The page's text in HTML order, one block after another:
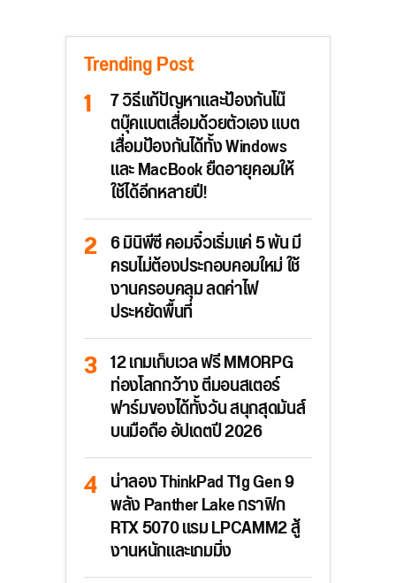
Trending Post
7 วิธีแก้ปัญหาและป้องกันโน๊
ตบุ๊คแบตเสื่อมด้วยตัวเอง แบต
เสื่อมป้องกันได้ทั้ง Windows
และ MacBook ยืดอายุคอมให้
ใช้ได้อีกหลายปี!
6 มินิพีซี คอมจิ๋วเริ่มแค่ 5 พัน มี
ครบไม่ต้องประกอบคอมใหม่ ใช้
งานครอบคลุม ลดค่าไฟ
ประหยัดพื้นที่
12 เกมเก็บเวล ฟรี MMORPG
ท่องโลกกว้าง ตีมอนสเตอร์
ฟาร์มของได้ทั้งวัน สนุกสุดมันส์
บนมือถือ อัปเดตปี 2026
น่าลอง ThinkPad T1g Gen 9
พลัง Panther Lake กราฟิก
RTX 5070 แรม LPCAMM2 สู้
งานหนักและเกมมิ่ง